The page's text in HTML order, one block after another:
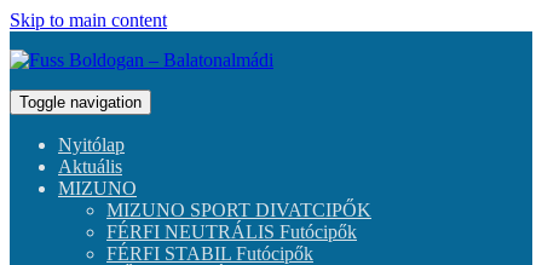
Skip to main content
Toggle navigation
Nyitólap
Aktuális
MIZUNO
MIZUNO SPORT DIVATCIPŐK
FÉRFI NEUTRÁLIS Futócipők
FÉRFI STABIL Futócipők